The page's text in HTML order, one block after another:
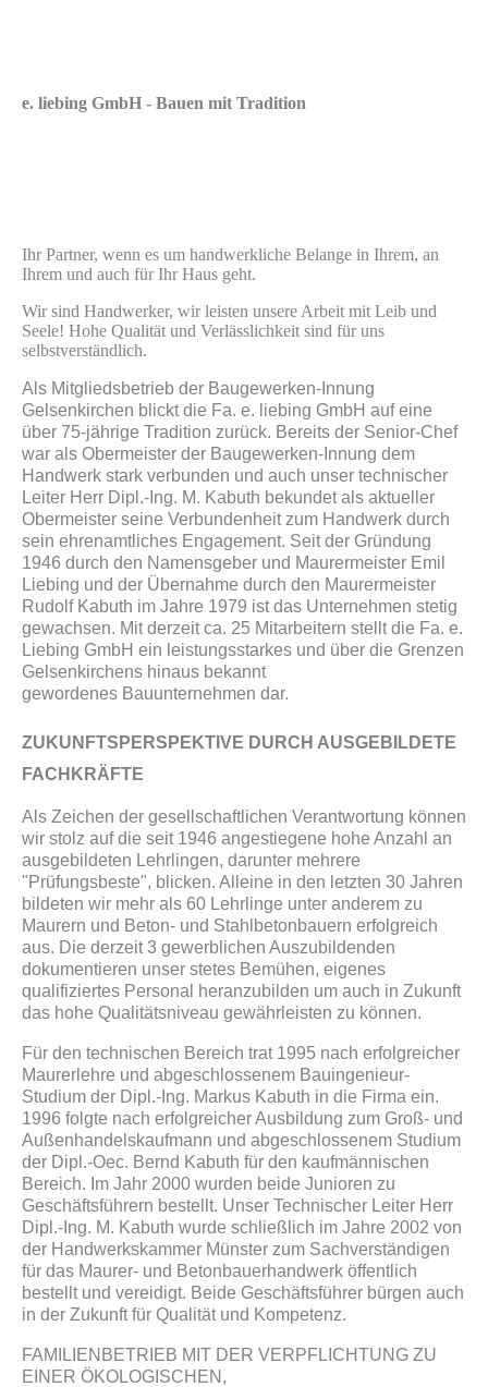
e. liebing GmbH - Bauen mit Tradition
Ihr Partner, wenn es um handwerkliche Belange in Ihrem, an
Ihrem und auch für Ihr Haus geht.
Wir sind Handwerker, wir leisten unsere Arbeit mit Leib und
Seele! Hohe Qualität und Verlässlichkeit sind für uns
selbstverständlich.
Als Mitgliedsbetrieb der Baugewerken-Innung
Gelsenkirchen blickt die Fa. e. liebing GmbH auf eine
über 75-jährige Tradition zurück. Bereits der Senior-Chef
war als Obermeister der Baugewerken-Innung dem
Handwerk stark verbunden und auch unser technischer
Leiter Herr Dipl.-Ing. M. Kabuth bekundet als aktueller
Obermeister seine Verbundenheit zum Handwerk durch
sein ehrenamtliches Engagement. Seit der Gründung
1946 durch den Namensgeber und Maurermeister Emil
Liebing und der Übernahme durch den Maurermeister
Rudolf Kabuth im Jahre 1979 ist das Unternehmen stetig
gewachsen. Mit derzeit ca. 25 Mitarbeitern stellt die Fa. e.
Liebing GmbH ein leistungsstarkes und über die Grenzen
Gelsenkirchens hinaus bekannt
gewordenes Bauunternehmen dar.
ZUKUNFTSPERSPEKTIVE DURCH AUSGEBILDETE
FACHKRÄFTE
Als Zeichen der gesellschaftlichen Verantwortung können
wir stolz auf die seit 1946 angestiegene hohe Anzahl an
ausgebildeten Lehrlingen, darunter mehrere
"Prüfungsbeste", blicken. Alleine in den letzten 30 Jahren
bildeten wir mehr als 60 Lehrlinge unter anderem zu
Maurern und Beton- und Stahlbetonbauern erfolgreich
aus. Die derzeit 3 gewerblichen Auszubildenden
dokumentieren unser stetes Bemühen, eigenes
qualifiziertes Personal heranzubilden um auch in Zukunft
das hohe Qualitätsniveau gewährleisten zu können.
Für den technischen Bereich trat 1995 nach erfolgreicher
Maurerlehre und abgeschlossenem Bauingenieur-
Studium der Dipl.-Ing. Markus Kabuth in die Firma ein.
1996 folgte nach erfolgreicher Ausbildung zum Groß- und
Außenhandelskaufmann und abgeschlossenem Studium
der Dipl.-Oec. Bernd Kabuth für den kaufmännischen
Bereich. Im Jahr 2000 wurden beide Junioren zu
Geschäftsführern bestellt. Unser Technischer Leiter Herr
Dipl.-Ing. M. Kabuth wurde schließlich im Jahre 2002 von
der Handwerkskammer Münster zum Sachverständigen
für das Maurer- und Betonbauerhandwerk öffentlich
bestellt und vereidigt. Beide Geschäftsführer bürgen auch
in der Zukunft für Qualität und Kompetenz.
FAMILIENBETRIEB MIT DER VERPFLICHTUNG ZU
EINER ÖKOLOGISCHEN,